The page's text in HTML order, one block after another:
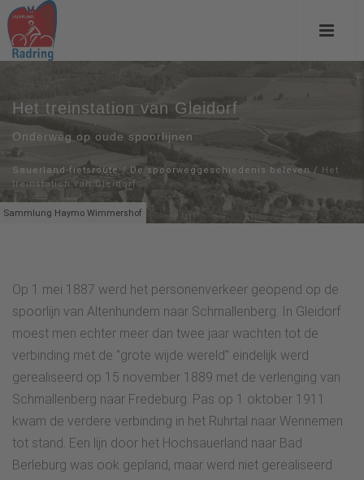
Sammlung Haymo Wimmershof
Het treinstation van Gleidorf
Onderweg op oude spoorlijnen
Sauerland-fietsroute/ De spoorweggeschiedenis beleven/ Het
treinstation van Gleidorf
Op 1 mei 1887 werd het personenverkeer geopend op de
spoorlijn van Altenhundem naar Schmallenberg. In Gleidorf
moest men echter meer dan twee jaar wachten tot de
verbinding met de "grote wijde wereld" eindelijk werd
gerealiseerd op 15 november 1889 met de verlenging van
Schmallenberg naar Fredeburg. Pas op 1 oktober 1911
kwam de verdere verbinding in het Ruhrtal naar Wennemen
tot stand. Een lijn door het Hochsauerland naar Bad
Berleburg was ook gepland, maar werd niet gerealiseerd